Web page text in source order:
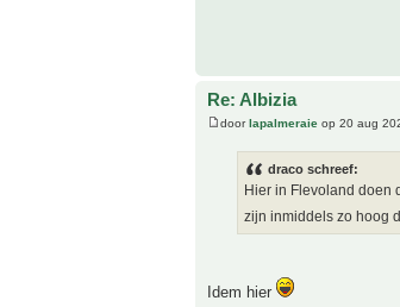
Re: Albizia
doorlapalmeraie op 20 aug
draco schreef:
Hier in Flevoland doen
zijn inmiddels zo hoog
Idem hier